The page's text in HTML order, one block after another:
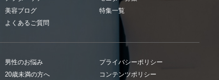
美容ブログ
よくあるご質問
特集一覧
男性のお悩み
20歳未満の方へ
プライバシーポリシー
コンテンツポリシー